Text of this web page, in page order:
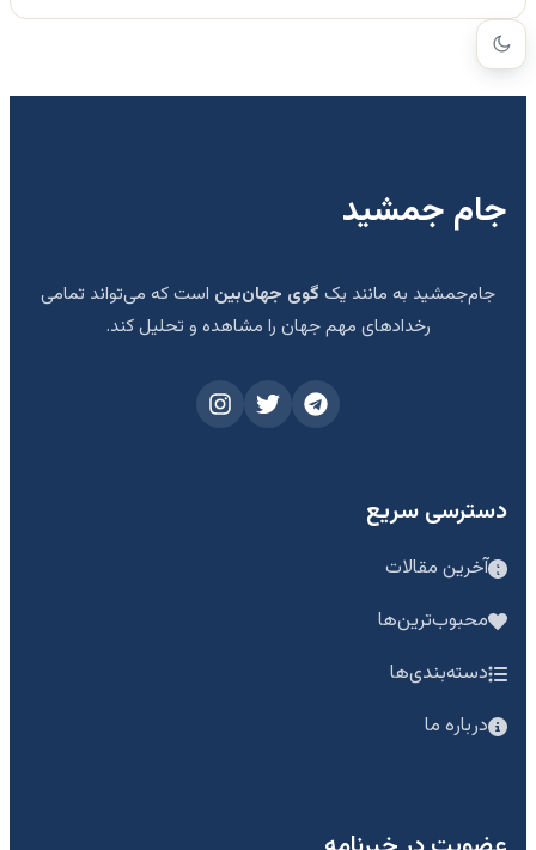
جام جمشید
جام‌جمشید به مانند یک گوی جهان‌بین است که می‌تواند تمامی
رخدادهای مهم جهان را مشاهده و تحلیل کند.
دسترسی سریع
آخرین مقالات
محبوب‌ترین‌ها
دسته‌بندی‌ها
درباره ما